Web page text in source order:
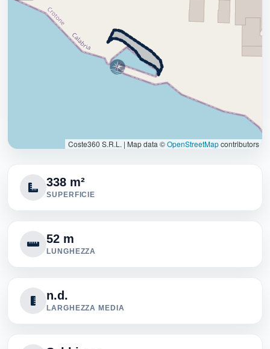
Coste360 S.R.L. | Map data ©OpenStreetMapcontributors
338 m²
SUPERFICIE
52 m
LUNGHEZZA
n.d.
LARGHEZZA MEDIA